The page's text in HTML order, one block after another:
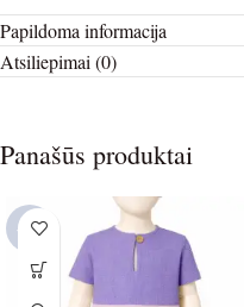
Papildoma informacija
Atsiliepimai (0)
Panašūs produktai
-53%